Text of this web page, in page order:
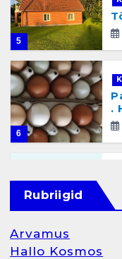
5
6
.
Rubriigid
Arvamus
Hallo Kosmos